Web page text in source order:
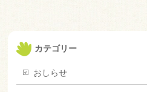
カテゴリー
おしらせ